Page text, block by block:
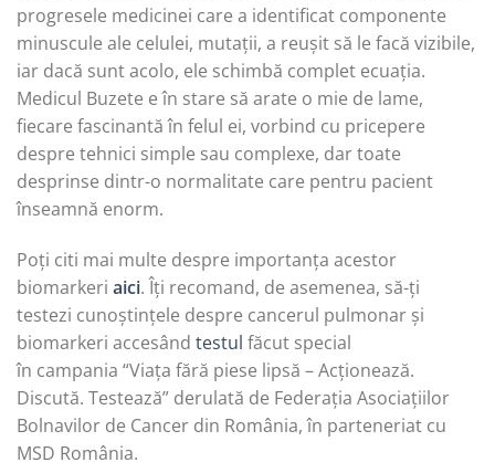
progresele medicinei care a identificat componente
minuscule ale celulei, mutații, a reușit să le facă vizibile,
iar dacă sunt acolo, ele schimbă complet ecuația.
Medicul Buzete e în stare să arate o mie de lame,
fiecare fascinantă în felul ei, vorbind cu pricepere
despre tehnici simple sau complexe, dar toate
desprinse dintr-o normalitate care pentru pacient
înseamnă enorm.
Poți citi mai multe despre importanța acestor
biomarkeri aici. Îți recomand, de asemenea, să-ți
testezi cunoștințele despre cancerul pulmonar și
biomarkeri accesând testul făcut special
în campania “Viața fără piese lipsă – Acționează.
Discută. Testează” derulată de Federația Asociațiilor
Bolnavilor de Cancer din România, în parteneriat cu
MSD România.